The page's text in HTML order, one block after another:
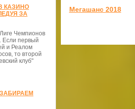
КАЗИНО
ЗА
Чемпионов
Если первый
и Реалом
то второй
клуб"
Мегашанс 2018